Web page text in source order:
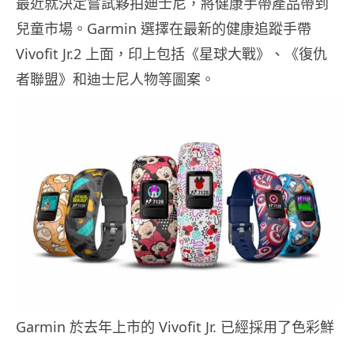
兒童市場。Garmin 選擇在最新的健康追蹤手帶
Vivofit Jr.2 上面，印上包括《星球大戰》、《復仇
者聯盟》和迪士尼人物等圖案。
Garmin 於去年上市的 Vivofit Jr. 已經採用了色彩鮮